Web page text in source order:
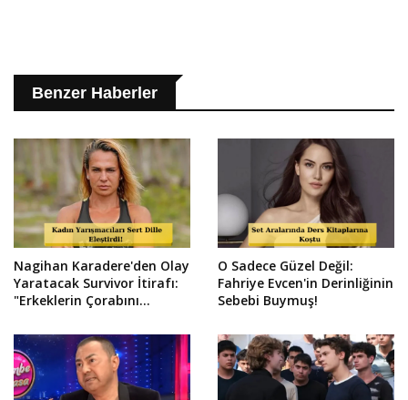
Benzer Haberler
Nagihan Karadere'den Olay
Yaratacak Survivor İtirafı:
"Erkeklerin Çorabını
O Sadece Güzel Değil:
Fahriye Evcen'in Derinliğinin
Sebebi Buymuş!